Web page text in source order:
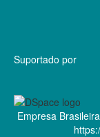
Suportado por
Empresa